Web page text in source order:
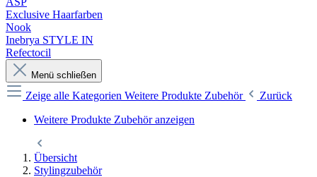
Exclusive Haarfarben
Nook
Inebrya STYLE IN
Refectocil
Menü schließen
Zeige alle Kategorien Weitere Produkte Zubehör
Zurück
Weitere Produkte Zubehör anzeigen
Übersicht
Stylingzubehör